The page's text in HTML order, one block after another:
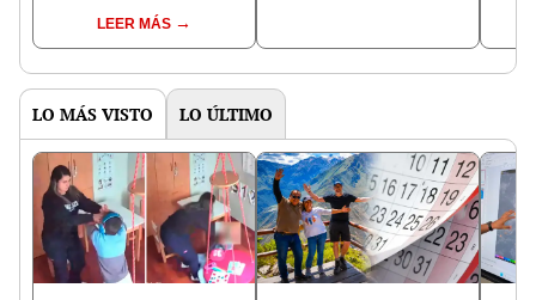
acceso libre?
LEER MÁS
LO MÁS VISTO LO ÚLTIMO